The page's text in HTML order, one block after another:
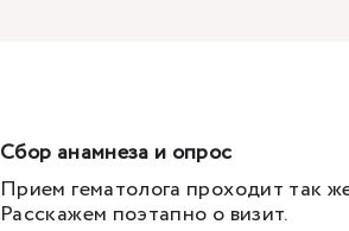
Сбор анамнеза и опрос
Прием гематолога проходит так
Расскажем поэтапно о визит.